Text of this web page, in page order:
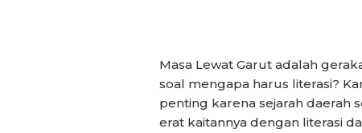
Masa Lewat Garut adalah
soal mengapa harus literasi?
penting karena sejarah daerah
erat kaitannya dengan literasi